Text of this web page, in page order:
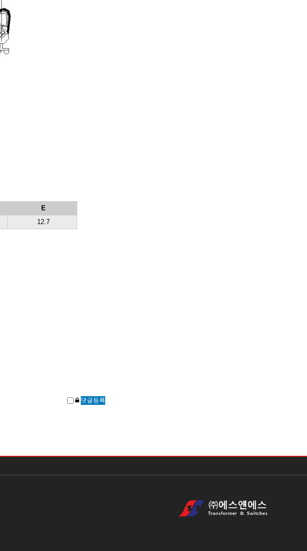
E
12.7